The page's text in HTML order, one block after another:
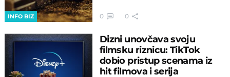
INFO BIZ 0 0
Dizni unovčava svoju
filmsku riznicu: TikTok
dobio pristup scenama iz
hit filmova i serija